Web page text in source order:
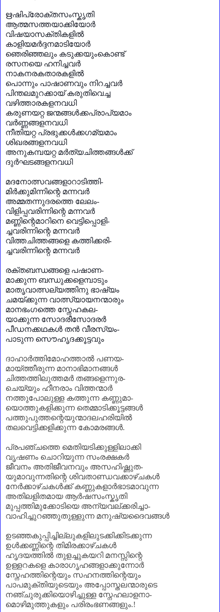
ഋഷിപ്രോക്തസംസ്കൃതി
ആത്മസത്തയാക്കിയോർ
വിഷയാസക്തികളിൽ
കാളിയമർദ്ദനമാടിയോർ
ഞെരിഞ്ഞലും കടുക്കയുംകൊണ്ട്
രസനയെ ഹനിച്ചവർ
നാകനരകതാരകളിൽ
പൊന്നും പാഷാണവും നിറച്ചവർ
പിന്തലമുറക്കായ് കരുതിവെച്ച
വഴിത്താരകളനവധി
കരുണയറ്റ ജന്മങ്ങൾക്കപ്രാപ്യമാം
വർണ്ണങ്ങളനവധി
നീതിയറ്റ പ്രഭുക്കൾക്കഗമ്യമാം
ശിഖരങ്ങളനവധി
അനുകമ്പയറ്റ മർത്യചിത്തങ്ങൾക്ക്
ദുർഘടങ്ങളനവധി
മദനോത്സവങ്ങളാറാടിത്തി-
മിർക്കുമിന്നിന്റെ മന്നവർ
അമ്മതന്നുദരത്തെ ലേലം-
വിളിപ്പവരിന്നിന്റെ മന്നവർ
മണ്ണിന്റെമാറിനെ വെട്ടിപ്പൊളി-
ച്ചവരിന്നിന്റെ മന്നവർ
വിത്തചിത്തങ്ങളെ കത്തിക്കരി-
ച്ചവരിന്നിന്റെ മന്നവർ
രക്തബന്ധങ്ങളെ പഷാണ-
മാക്കുന്ന ബന്ധുക്കളെമ്പാടും
മാതൃവാത്സല്യത്തിനു ഭാഷ്യം
ചമയ്ക്കുന്ന വാത്സ്യായനന്മാരും
മാനഭംഗത്തെ സ്നേഹകല-
യാക്കുന്ന സോദരീസോദരർ
പീഡനക്കഥകൾ തൻ വീരസ്യം-
പാടുന്ന സൌഹൃദക്കൂട്ടവും
ദാഹാർത്തിമോഹത്താൽ പണയ-
മായ്ത്തീരുന്ന മാനാഭിമാനങ്ങൾ
ചിത്തത്തിലുത്തമർ തങ്ങളെന്നുര-
ചെയ്യും ഹീനരാം വിത്തന്മാർ
നത്തുപോലുള്ള കത്തുന്ന കണ്ണുമാ-
യൊത്തുകളിക്കുന്ന തെമ്മാടിക്കൂട്ടങ്ങൾ
പത്തുപുത്തന്റെയുന്മാദലഹരിയിൽ
തലവെട്ടിക്കളിക്കുന്ന കോമരങ്ങൾ.
പ്രപഞ്ചത്തെ മെതിയടിക്കുള്ളിലാക്കി
വൃഷണം ചൊറിയുന്ന സംരക്ഷകർ
ജീവനം അതിജീവനവും അസഹിഷ്ണുത-
യുമാവുന്നതിന്റെ ശിവതാണ്ഡവക്കാഴ്ചകൾ
നേർക്കാഴ്ചകൾക്ക് കണ്ണുകളാർഭാടമാവുന്ന
അതിലളിതമായ ആർഷസംസ്കൃതി
മുപ്പത്തിമുക്കോടിയെ അന്യവല്ക്കരിച്ചാ-
വാഹിച്ചുറഞ്ഞുതുള്ളുന്ന മനുഷ്യദൈവങ്ങൾ
ഉടഞ്ഞകുപ്പിച്ചില്ലുകളിലുടക്കിക്കിടക്കുന്ന
ഉൾക്കണ്ണിന്റെ തിമിരക്കാഴ്ചകൾ
ഹൃദയത്തിൽ തുളച്ചുകയറി മനസ്സിന്റെ
ഉള്ളറകളെ കാരാഗൃഹങ്ങളാക്കുന്നോർ
സ്നേഹത്തിന്റെയും സഹനത്തിന്റെയും
പാപമുക്തിയുടെയും അപ്പോസ്തലന്മാരുടെ
നഞ്ചുരുക്കിയൊഴിച്ചുള്ള സ്നേഹലാളനാ-
മൊഴിമുത്തുകളും പരിരംഭണങ്ങളും.!